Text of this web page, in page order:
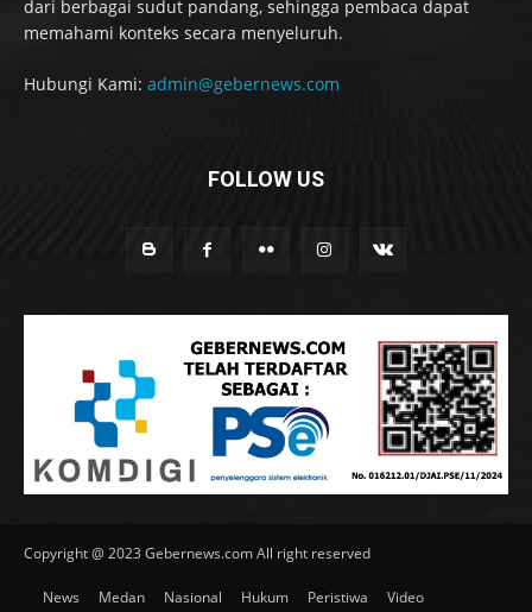
dari berbagai sudut pandang, sehingga pembaca dapat
memahami konteks secara menyeluruh.
Hubungi Kami: admin@gebernews.com
FOLLOW US
Copyright @ 2023 Gebernews.com All right reserved
News Medan Nasional Hukum Peristiwa Video